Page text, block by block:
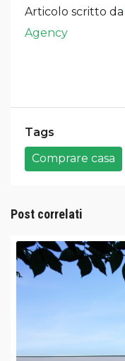
Articolo scritto da
Agency
Tags
Comprare casa
Post correlati